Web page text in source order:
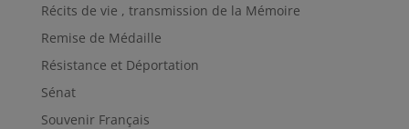
Récits de vie , transmission de la Mémoire
Remise de Médaille
Résistance et Déportation
Sénat
Souvenir Français